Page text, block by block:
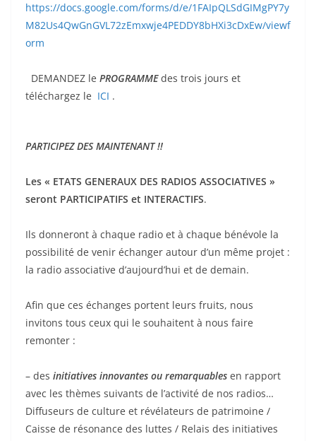
https://docs.google.com/forms/d/e/1FAIpQLSdGIMgPY7y
M82Us4QwGnGVL72zEmxwje4PEDDY8bHXi3cDxEw/viewf
orm
DEMANDEZ le PROGRAMMEdes trois jours et
téléchargez le ICI .
PARTICIPEZ DES MAINTENANT !!
Les « ETATS GENERAUX DES RADIOS ASSOCIATIVES »
seront PARTICIPATIFS et INTERACTIFS.
Ils donneront à chaque radio et à chaque bénévole la
possibilité de venir échanger autour d’un même projet :
la radio associative d’aujourd’hui et de demain.
Afin que ces échanges portent leurs fruits, nous
invitons tous ceux qui le souhaitent à nous faire
remonter :
– des initiatives innovantes ou remarquables en rapport
avec les thèmes suivants de l’activité de nos radios…
Diffuseurs de culture et révélateurs de patrimoine /
Caisse de résonance des luttes / Relais des initiatives